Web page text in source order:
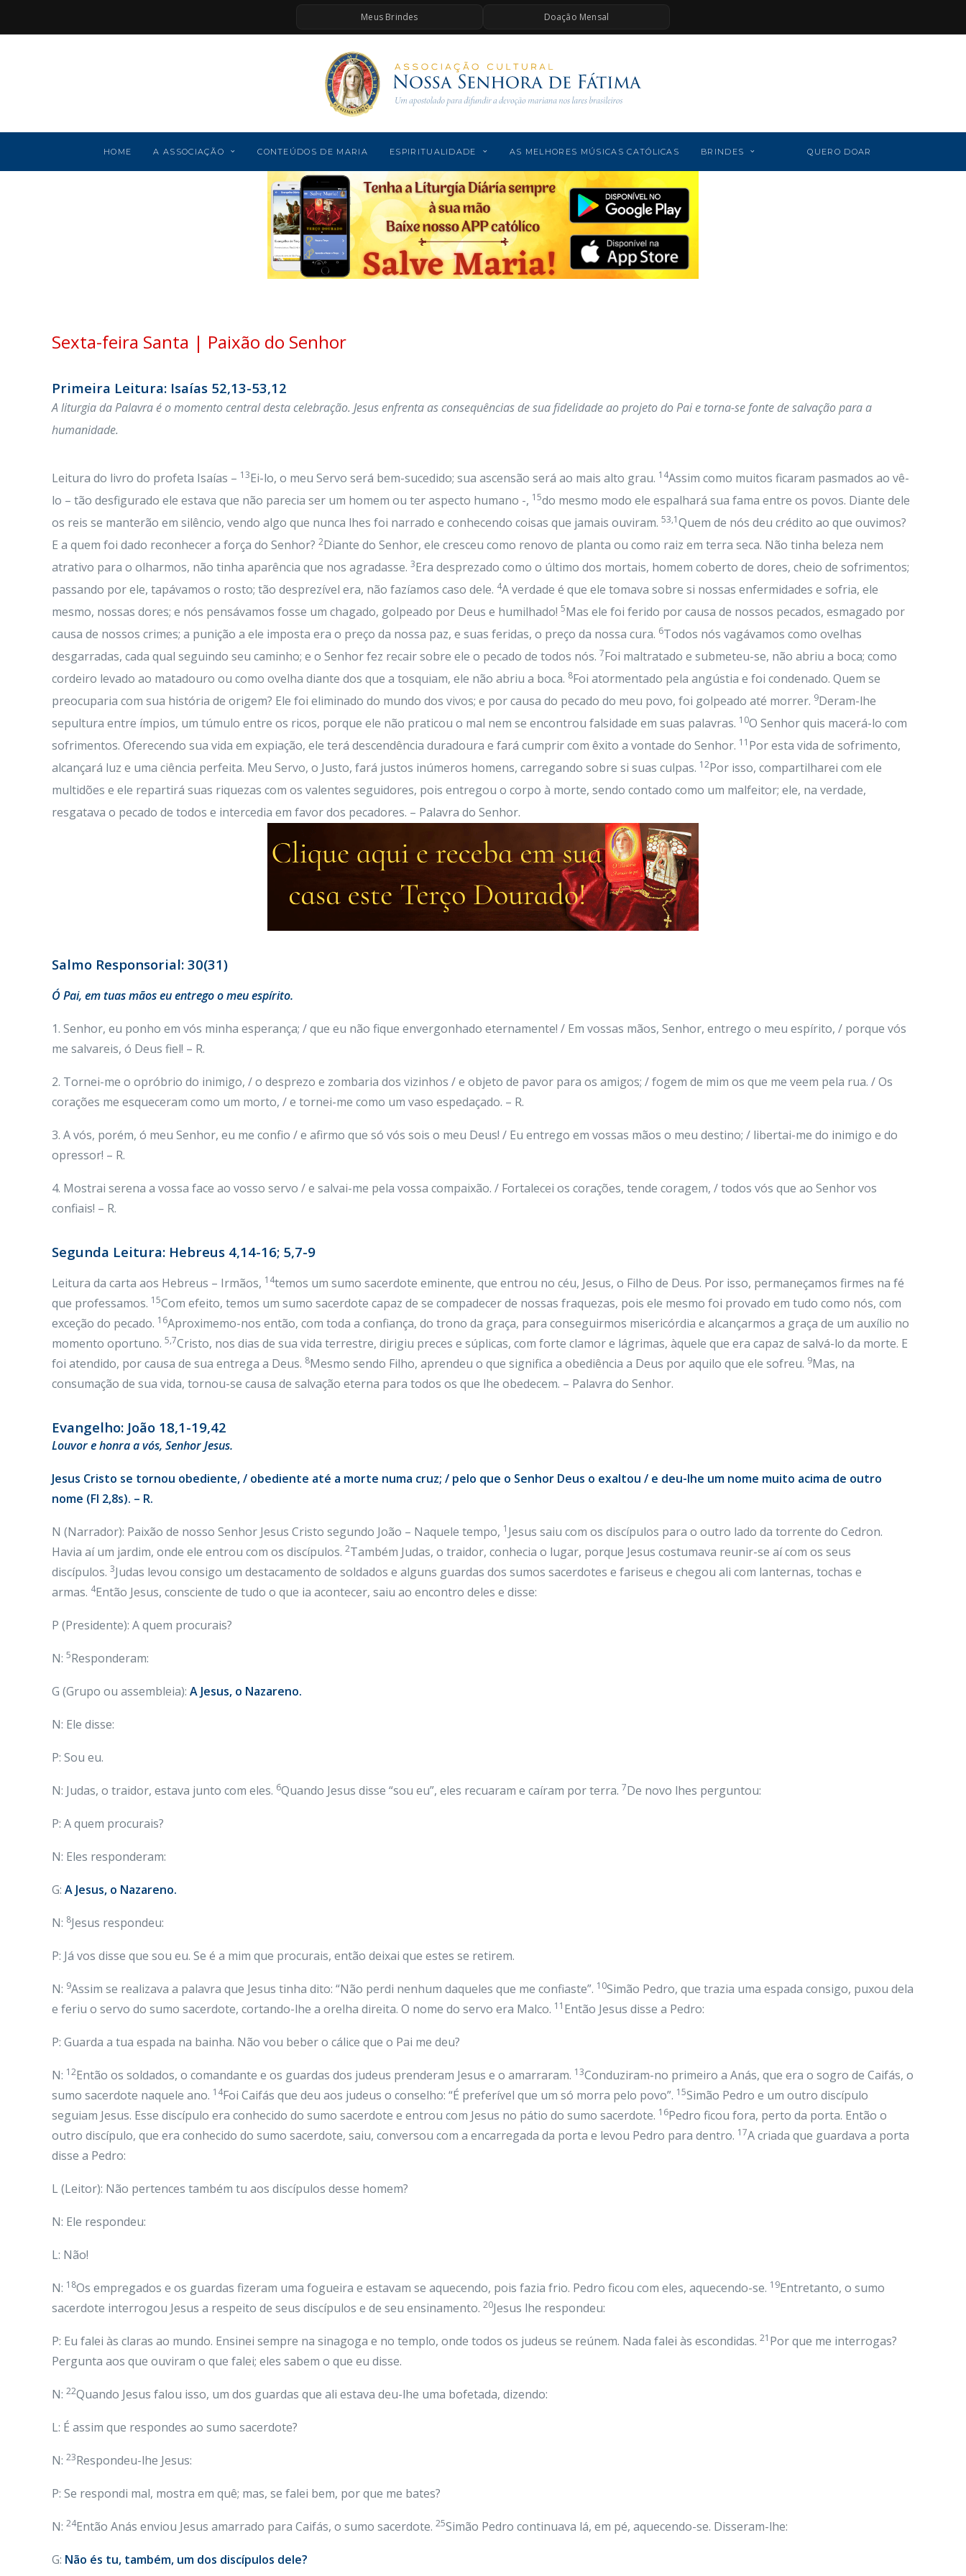
Meus Brindes Doação Mensal
HOME A ASSOCIAÇÃO CONTEÚDOS DE MARIA ESPIRITUALIDADE AS MELHORES MÚSICAS CATÓLICAS BRINDES QUERO DOAR
Sexta-feira Santa | Paixão do Senhor
Primeira Leitura: Isaías 52,13-53,12
A liturgia da Palavra é o momento central desta celebração. Jesus enfrenta as consequências de sua fidelidade ao projeto do Pai e torna-se fonte de salvação para a
humanidade.
Leitura do livro do profeta Isaías – 13Ei-lo, o meu Servo será bem-sucedido; sua ascensão será ao mais alto grau. 14Assim como muitos ficaram pasmados ao vê-
lo – tão desfigurado ele estava que não parecia ser um homem ou ter aspecto humano -, 15do mesmo modo ele espalhará sua fama entre os povos. Diante dele
os reis se manterão em silêncio, vendo algo que nunca lhes foi narrado e conhecendo coisas que jamais ouviram. 53,1Quem de nós deu crédito ao que ouvimos?
E a quem foi dado reconhecer a força do Senhor? 2Diante do Senhor, ele cresceu como renovo de planta ou como raiz em terra seca. Não tinha beleza nem
atrativo para o olharmos, não tinha aparência que nos agradasse. 3Era desprezado como o último dos mortais, homem coberto de dores, cheio de sofrimentos;
passando por ele, tapávamos o rosto; tão desprezível era, não fazíamos caso dele. 4A verdade é que ele tomava sobre si nossas enfermidades e sofria, ele
mesmo, nossas dores; e nós pensávamos fosse um chagado, golpeado por Deus e humilhado! 5Mas ele foi ferido por causa de nossos pecados, esmagado por
causa de nossos crimes; a punição a ele imposta era o preço da nossa paz, e suas feridas, o preço da nossa cura. 6Todos nós vagávamos como ovelhas
desgarradas, cada qual seguindo seu caminho; e o Senhor fez recair sobre ele o pecado de todos nós. 7Foi maltratado e submeteu-se, não abriu a boca; como
cordeiro levado ao matadouro ou como ovelha diante dos que a tosquiam, ele não abriu a boca. 8Foi atormentado pela angústia e foi condenado. Quem se
preocuparia com sua história de origem? Ele foi eliminado do mundo dos vivos; e por causa do pecado do meu povo, foi golpeado até morrer. 9Deram-lhe
sepultura entre ímpios, um túmulo entre os ricos, porque ele não praticou o mal nem se encontrou falsidade em suas palavras. 10O Senhor quis macerá-lo com
sofrimentos. Oferecendo sua vida em expiação, ele terá descendência duradoura e fará cumprir com êxito a vontade do Senhor. 11 Por esta vida de sofrimento,
alcançará luz e uma ciência perfeita. Meu Servo, o Justo, fará justos inúmeros homens, carregando sobre si suas culpas. 12Por isso, compartilharei com ele
multidões e ele repartirá suas riquezas com os valentes seguidores, pois entregou o corpo à morte, sendo contado como um malfeitor; ele, na verdade,
resgatava o pecado de todos e intercedia em favor dos pecadores. – Palavra do Senhor.
Salmo Responsorial: 30(31)
Ó Pai, em tuas mãos eu entrego o meu espírito.
1. Senhor, eu ponho em vós minha esperança; / que eu não fique envergonhado eternamente! / Em vossas mãos, Senhor, entrego o meu espírito, / porque vós
me salvareis, ó Deus fiel! – R.
2. Tornei-me o opróbrio do inimigo, / o desprezo e zombaria dos vizinhos / e objeto de pavor para os amigos; / fogem de mim os que me veem pela rua. / Os
corações me esqueceram como um morto, / e tornei-me como um vaso espedaçado. – R.
3. A vós, porém, ó meu Senhor, eu me confio / e afirmo que só vós sois o meu Deus! / Eu entrego em vossas mãos o meu destino; / libertai-me do inimigo e do
opressor! – R.
4. Mostrai serena a vossa face ao vosso servo / e salvai-me pela vossa compaixão. / Fortalecei os corações, tende coragem, / todos vós que ao Senhor vos
confiais! – R.
Segunda Leitura: Hebreus 4,14-16; 5,7-9
Leitura da carta aos Hebreus – Irmãos, 14temos um sumo sacerdote eminente, que entrou no céu, Jesus, o Filho de Deus. Por isso, permaneçamos firmes na fé
que professamos. 15Com efeito, temos um sumo sacerdote capaz de se compadecer de nossas fraquezas, pois ele mesmo foi provado em tudo como nós, com
exceção do pecado. 16Aproximemo-nos então, com toda a confiança, do trono da graça, para conseguirmos misericórdia e alcançarmos a graça de um auxílio no
momento oportuno. 5,7Cristo, nos dias de sua vida terrestre, dirigiu preces e súplicas, com forte clamor e lágrimas, àquele que era capaz de salvá-lo da morte. E
foi atendido, por causa de sua entrega a Deus. 8Mesmo sendo Filho, aprendeu o que significa a obediência a Deus por aquilo que ele sofreu. 9Mas, na
consumação de sua vida, tornou-se causa de salvação eterna para todos os que lhe obedecem. – Palavra do Senhor.
Evangelho: João 18,1-19,42
Louvor e honra a vós, Senhor Jesus.
Jesus Cristo se tornou obediente, / obediente até a morte numa cruz; / pelo que o Senhor Deus o exaltou / e deu-lhe um nome muito acima de outro
nome (Fl 2,8s). – R.
N (Narrador): Paixão de nosso Senhor Jesus Cristo segundo João – Naquele tempo, 1 Jesus saiu com os discípulos para o outro lado da torrente do Cedron.
Havia aí um jardim, onde ele entrou com os discípulos. 2Também Judas, o traidor, conhecia o lugar, porque Jesus costumava reunir-se aí com os seus
discípulos. 3Judas levou consigo um destacamento de soldados e alguns guardas dos sumos sacerdotes e fariseus e chegou ali com lanternas, tochas e
armas. 4Então Jesus, consciente de tudo o que ia acontecer, saiu ao encontro deles e disse:
P (Presidente): A quem procurais?
N: 5Responderam:
G (Grupo ou assembleia): A Jesus, o Nazareno.
N: Ele disse:
P: Sou eu.
N: Judas, o traidor, estava junto com eles. 6Quando Jesus disse “sou eu”, eles recuaram e caíram por terra. 7De novo lhes perguntou:
P: A quem procurais?
N: Eles responderam:
G: A Jesus, o Nazareno.
N: 8Jesus respondeu:
P: Já vos disse que sou eu. Se é a mim que procurais, então deixai que estes se retirem.
N: 9Assim se realizava a palavra que Jesus tinha dito: “Não perdi nenhum daqueles que me confiaste”. 10Simão Pedro, que trazia uma espada consigo, puxou dela
e feriu o servo do sumo sacerdote, cortando-lhe a orelha direita. O nome do servo era Malco. 11 Então Jesus disse a Pedro:
P: Guarda a tua espada na bainha. Não vou beber o cálice que o Pai me deu?
N: 12Então os soldados, o comandante e os guardas dos judeus prenderam Jesus e o amarraram. 13Conduziram-no primeiro a Anás, que era o sogro de Caifás, o
sumo sacerdote naquele ano. 14Foi Caifás que deu aos judeus o conselho: “É preferível que um só morra pelo povo”. 15Simão Pedro e um outro discípulo
seguiam Jesus. Esse discípulo era conhecido do sumo sacerdote e entrou com Jesus no pátio do sumo sacerdote. 16Pedro ficou fora, perto da porta. Então o
outro discípulo, que era conhecido do sumo sacerdote, saiu, conversou com a encarregada da porta e levou Pedro para dentro. 17A criada que guardava a porta
disse a Pedro:
L (Leitor): Não pertences também tu aos discípulos desse homem?
N: Ele respondeu:
L: Não!
N: 18Os empregados e os guardas fizeram uma fogueira e estavam se aquecendo, pois fazia frio. Pedro ficou com eles, aquecendo-se. 19Entretanto, o sumo
sacerdote interrogou Jesus a respeito de seus discípulos e de seu ensinamento. 20Jesus lhe respondeu:
P: Eu falei às claras ao mundo. Ensinei sempre na sinagoga e no templo, onde todos os judeus se reúnem. Nada falei às escondidas. 21 Por que me interrogas?
Pergunta aos que ouviram o que falei; eles sabem o que eu disse.
N: 22Quando Jesus falou isso, um dos guardas que ali estava deu-lhe uma bofetada, dizendo:
L: É assim que respondes ao sumo sacerdote?
N: 23Respondeu-lhe Jesus:
P: Se respondi mal, mostra em quê; mas, se falei bem, por que me bates?
N: 24Então Anás enviou Jesus amarrado para Caifás, o sumo sacerdote. 25Simão Pedro continuava lá, em pé, aquecendo-se. Disseram-lhe:
G: Não és tu, também, um dos discípulos dele?